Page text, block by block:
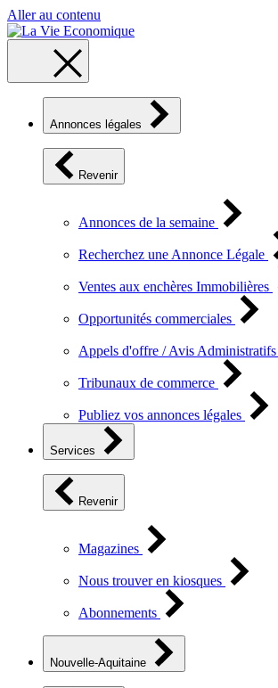
Aller au contenu
Annonces légales
Revenir
Annonces de la semaine
Recherchez une Annonce Légale
Ventes aux enchères Immobilières
Opportunités commerciales
Appels d'offre / Avis
Tribunaux de commerce
Publiez vos annonces légales
Services
Revenir
Magazines
Nous trouver en kiosques
Abonnements
Nouvelle-Aquitaine